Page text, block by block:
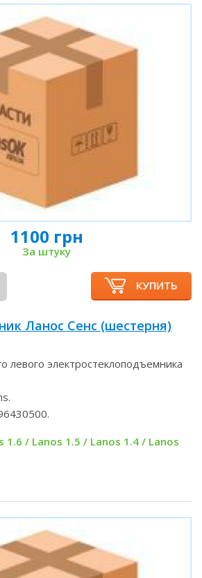
1100 грн
За штуку
КУПИТЬ
Ланос Сенс (шестерня)
левого электростеклоподъемника
1.6 / Lanos 1.5 / Lanos 1.4 / Lanos